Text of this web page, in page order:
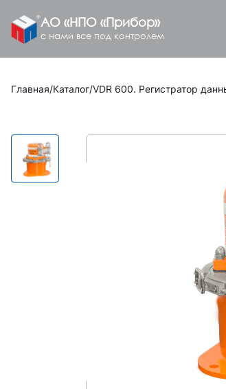
АО «НПО «Прибор»
с нами все под контролем
Главная/Каталог/VDR 600. Регистратор